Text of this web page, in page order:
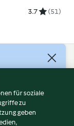
3.7 (51)
für soziale
zu
geben